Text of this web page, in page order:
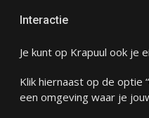
Interactie
Je kunt op Krapuul ook je
Klik hiernaast op de optie
een omgeving waar je